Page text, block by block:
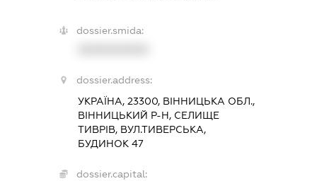
dossier.smida:
dossier.address:
УКРАЇНА, 23300, ВІННИЦЬКА ОБЛ.,
ВІННИЦЬКИЙ Р-Н, СЕЛИЩЕ
ТИВРІВ, ВУЛ.ТИВЕРСЬКА,
БУДИНОК 47
dossier.capital: